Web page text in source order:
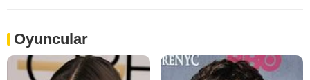
Oyuncular